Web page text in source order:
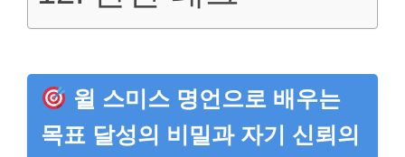
윌 스미스 명언으로 배우는
목표 달성의 비밀과 자기 신뢰의